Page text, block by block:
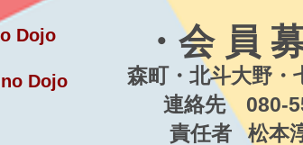
・会 員
森町・北斗大野・
連絡先 080-
責任者 松本
Dojo
Dojo